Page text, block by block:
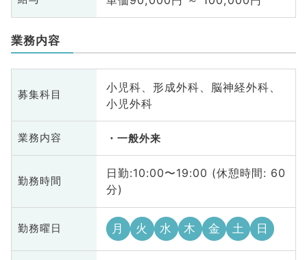
業務内容
募集科目
小児科、形成外科、脳神経外科、
小児外科
業務内容 一般外来
勤務時間
日勤:10:00〜19:00 (休憩時間: 60
分)
勤務曜日 月 火 水 木 金 土 日